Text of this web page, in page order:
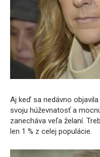
Aj keď sa nedávno
svoju húževnatosť a
zanecháva veľa želaní.
len 1 % z celej populácie.